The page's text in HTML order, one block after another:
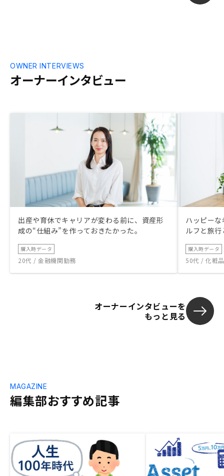
オーナーインタビュー
OWNER INTERVIEWS
出産や育休でキャリアが変わる前に、資産形
成の“仕組み”を作っておきたかった。
購入時データ
20代 / 金融機関勤務
ハッピー
ルフと旅
購入時データ
50代 / 化粧
オーナーインタビューを
もっと見る
編集部おすすめ記事
MAGAZINE